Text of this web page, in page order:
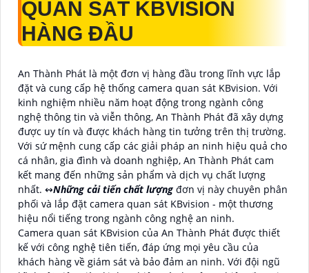
QUAN SÁT KBVISION
HÀNG ĐẦU
An Thành Phát là một đơn vị hàng đầu trong lĩnh vực lắp
đặt và cung cấp hệ thống camera quan sát KBvision. Với
kinh nghiệm nhiều năm hoạt động trong ngành công
nghệ thông tin và viễn thông, An Thành Phát đã xây dựng
được uy tín và được khách hàng tin tưởng trên thị trường.
Với sứ mệnh cung cấp các giải pháp an ninh hiệu quả cho
cá nhân, gia đình và doanh nghiệp, An Thành Phát cam
kết mang đến những sản phẩm và dịch vụ chất lượng
nhất. ↭Những cải tiến chất lượng đơn vị này chuyên phân
phối và lắp đặt camera quan sát KBvision - một thương
hiệu nổi tiếng trong ngành công nghệ an ninh.
Camera quan sát KBvision của An Thành Phát được thiết
kế với công nghệ tiên tiến, đáp ứng mọi yêu cầu của
khách hàng về giám sát và bảo đảm an ninh. Với đội ngũ